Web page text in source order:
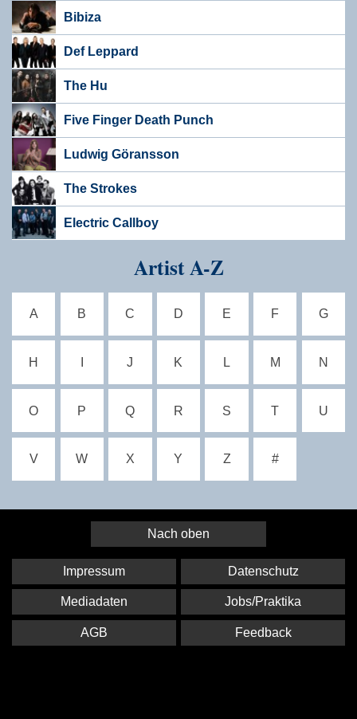
Bibiza
Def Leppard
The Hu
Five Finger Death Punch
Ludwig Göransson
The Strokes
Electric Callboy
Artist A-Z
A B C D E F G
H J K L M N
O P Q R S T U
V W X Y Z #
Nach oben
Impressum Datenschutz
Mediadaten Jobs/Praktika
AGB Feedback